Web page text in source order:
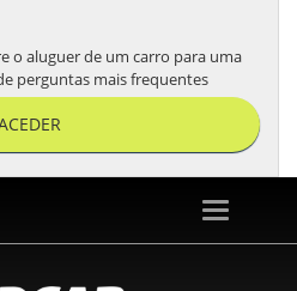
o aluguer de um carro para uma
perguntas mais frequentes
Toggle